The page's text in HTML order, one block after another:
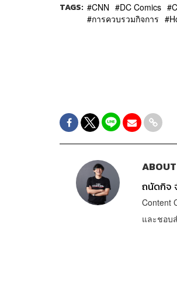
TAGS: CNN DC Comics
การควบรวมกิจการ
ถนัดกิจ
Content
และชอบ